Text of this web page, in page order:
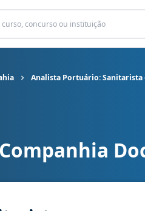
Analista Portuário: Sanitarista
da Bahia cargo Analista